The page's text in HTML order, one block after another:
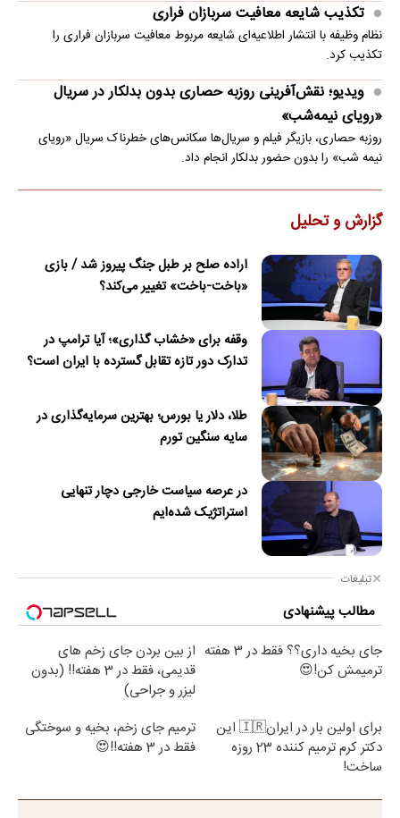
تکذیب شایعه معافیت سربازان فراری
نظام وظیفه با انتشار اطلاعیه‌ای شایعه مربوط معافیت سربازان فراری را
تکذیب کرد.
ویدیو؛ نقش‌آفرینی روزبه حصاری بدون بدلکار در سریال
«رویای نیمه‌شب»
روزبه حصاری، بازیگر فیلم و سریال‌ها سکانس‌های خطرناک سریال «رویای
نیمه شب» را بدون حضور بدلکار انجام داد.
گزارش و تحلیل
اراده صلح بر طبل جنگ پیروز شد / بازی
«باخت-باخت» تغییر می‌کند؟
وقفه برای «خشاب گذاری»؛ آیا ترامپ در
تدارک دور تازه تقابل گسترده با ایران است؟
طلا، دلار یا بورس؛ بهترین سرمایه‌گذاری در
سایه سنگین تورم
در عرصه سیاست خارجی دچار تنهایی
استراتژیک شده‌ایم
تبلیغات
مطالب پیشنهادی
جای بخیه داری؟؟ فقط در 3 هفته
ترمیمش کن!😍
از بین بردن جای زخم های
قدیمی، فقط در 3 هفته!! (بدون
لیزر و جراحی)
برای اولین بار در ایران🇮🇷 این
دکتر کرم ترمیم کننده 23 روزه
ساخت!
ترمیم جای زخم، بخیه و سوختگی
فقط در 3 هفته!!😍